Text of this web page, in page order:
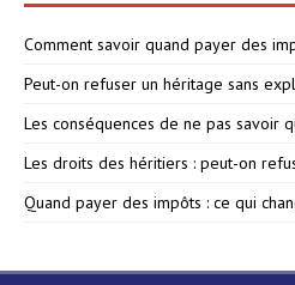
Comment savoir quand payer des
Peut-on refuser un héritage sans
Les conséquences de ne pas savoir
Les droits des héritiers : peut-on
Quand payer des impôts : ce qui